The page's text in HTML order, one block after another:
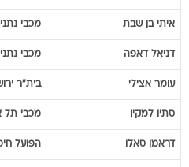
איתי בן שבת מכבי
דניאל דאפה מכבי
עומר אצילי בית"ר
סתיו למקין מכבי תל
דראמן סאלו הפועל